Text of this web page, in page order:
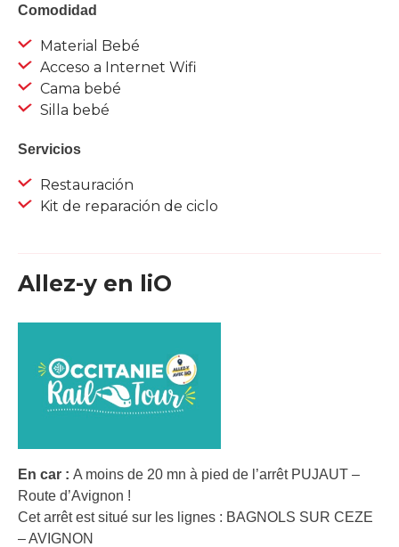
Comodidad
Material Bebé
Acceso a Internet Wifi
Cama bebé
Silla bebé
Servicios
Restauración
Kit de reparación de ciclo
Allez-y en liO
En car : A moins de 20 mn à pied de l’arrêt PUJAUT –
Route d’Avignon !
Cet arrêt est situé sur les lignes : BAGNOLS SUR CEZE
– AVIGNON